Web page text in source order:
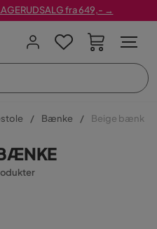
fra 649,- →
Bænke Beige bænk